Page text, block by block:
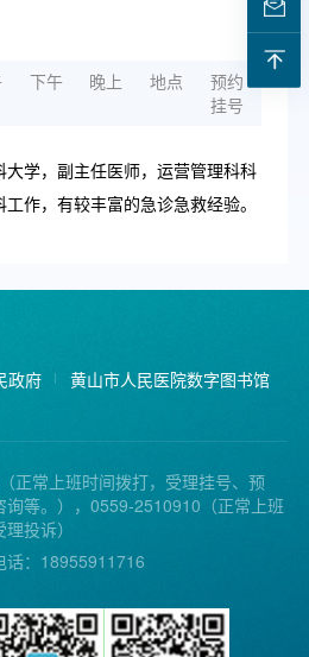
下午 晚上 地点
预约
挂号
学，副主任医师，运营管理科科
作，有较丰富的急诊急救经验。
政府
黄山市人民医院数字图书馆
正常上班时间拨打，受理挂号、预
询等。），0559-2510910（正常上班
投诉）
话：18955911716